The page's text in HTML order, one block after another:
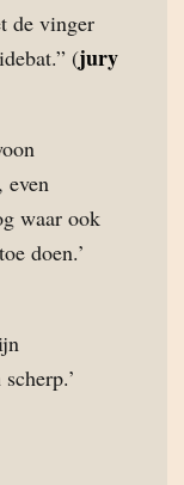
de vinger
(jury
even
waar ook
doen.’